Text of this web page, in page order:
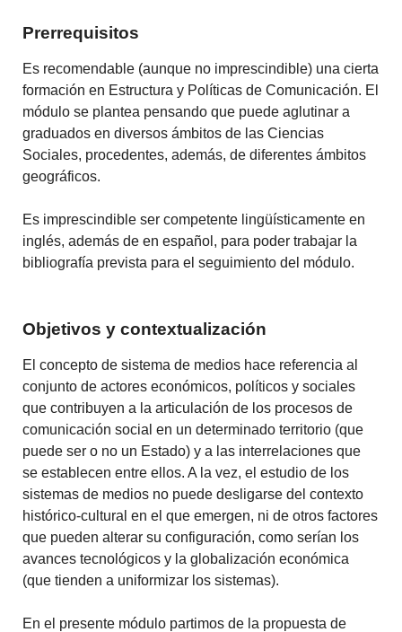
Prerrequisitos
Es recomendable (aunque no imprescindible) una cierta
formación en Estructura y Políticas de Comunicación. El
módulo se plantea pensando que puede aglutinar a
graduados en diversos ámbitos de las Ciencias
Sociales, procedentes, además, de diferentes ámbitos
geográficos.
Es imprescindible ser competente lingüísticamente en
inglés, además de en español, para poder trabajar la
bibliografía prevista para el seguimiento del módulo.
Objetivos y contextualización
El concepto de sistema de medios hace referencia al
conjunto de actores económicos, políticos y sociales
que contribuyen a la articulación de los procesos de
comunicación social en un determinado territorio (que
puede ser o no un Estado) y a las interrelaciones que
se establecen entre ellos. A la vez, el estudio de los
sistemas de medios no puede desligarse del contexto
histórico-cultural en el que emergen, ni de otros factores
que pueden alterar su configuración, como serían los
avances tecnológicos y la globalización económica
(que tienden a uniformizar los sistemas).
En el presente módulo partimos de la propuesta de